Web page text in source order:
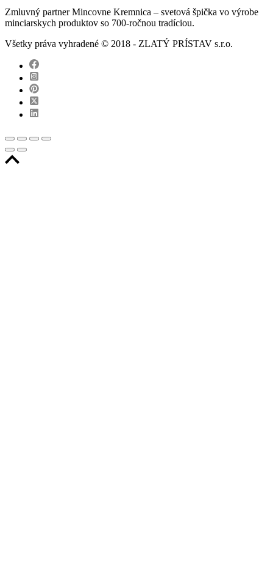
Zmluvný partner Mincovne Kremnica – svetová špička vo výrobe
minciarskych produktov so 700-ročnou tradíciou.
Všetky práva vyhradené © 2018 - ZLATÝ PRÍSTAV s.r.o.